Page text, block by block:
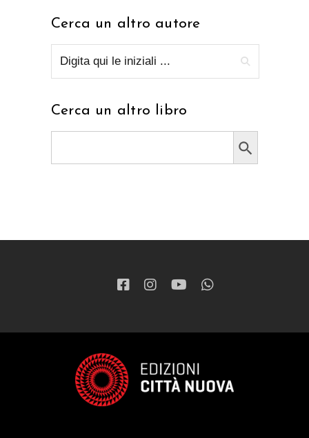
Cerca un altro autore
Cerca un altro libro
Search Button